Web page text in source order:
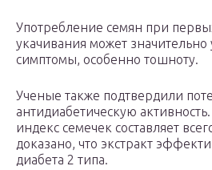
Употребление семян при
укачивания может
симптомы, особенно тошноту.
Ученые также подтвердили
антидиабетическую
индекс семечек составляет
доказано, что экстракт
диабета 2 типа.